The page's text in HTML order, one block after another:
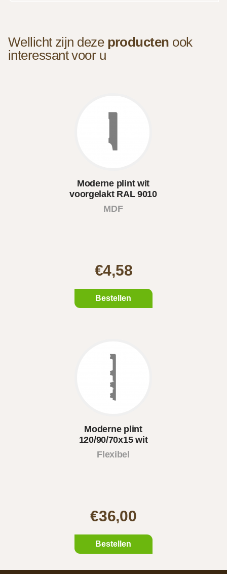
Wellicht zijn deze producten ook
interessant voor u
Moderne plint wit
voorgelakt RAL 9010
MDF
€4,58
Bestellen
Moderne plint
120/90/70x15 wit
Flexibel
€36,00
Bestellen